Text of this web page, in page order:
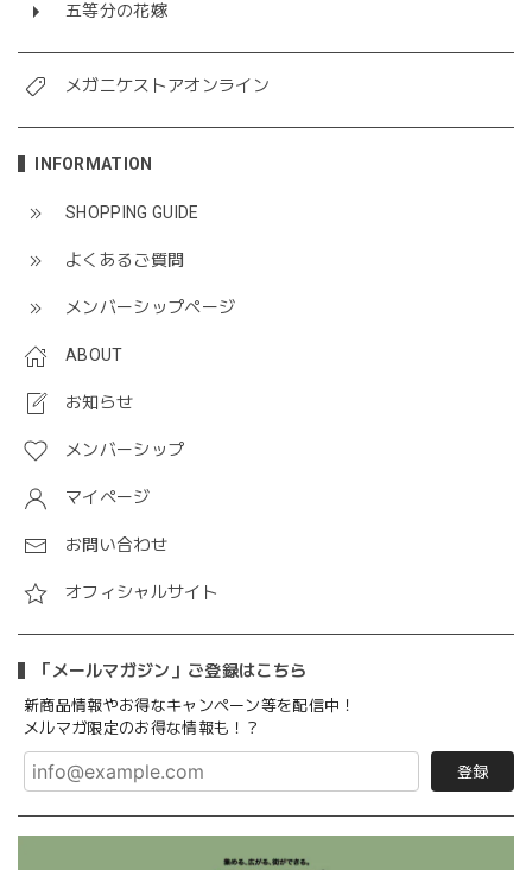
五等分の花嫁
メガニケストアオンライン
INFORMATION
SHOPPING GUIDE
よくあるご質問
メンバーシップページ
ABOUT
お知らせ
メンバーシップ
マイページ
お問い合わせ
オフィシャルサイト
「メールマガジン」ご登録はこちら
新商品情報やお得なキャンペーン等を配信中！
メルマガ限定のお得な情報も！？
登録